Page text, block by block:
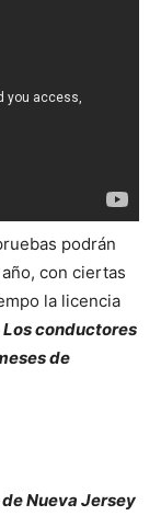
podrán
con ciertas
la licencia
Los conductores
de
Nueva Jersey